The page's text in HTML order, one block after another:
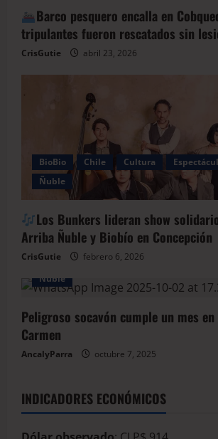
Barco pesquero encalla en
tripulantes fueron rescatados sin
CrisGutie abril 23, 2026
BioBio Chile Cultura
Ñuble
Los Bunkers lideran show
Arriba Ñuble y Biobío en Concepción
CrisGutie
febrero 6, 2026
Ñuble
Peligroso socavón cumple un mes en
Carmen
AncalyParra octubre 7, 2025
INDICADORES ECONÓMICOS